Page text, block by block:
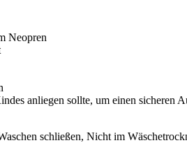
Neopren
anliegen sollte, um einen sicheren
schließen, Nicht im